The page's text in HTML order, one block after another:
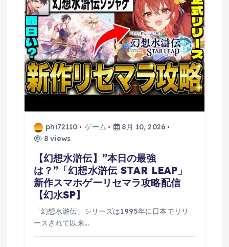
phi72110 ゲーム
8月 10, 2026
8 views
【幻想水滸伝】”本日の最強
は？”「幻想水滸伝 STAR LEAP」
新作スマホゲーリセマラ攻略配信
【幻水SP】
「幻想水滸伝」シリーズは1995年に日本でリリ
ースされて以来…